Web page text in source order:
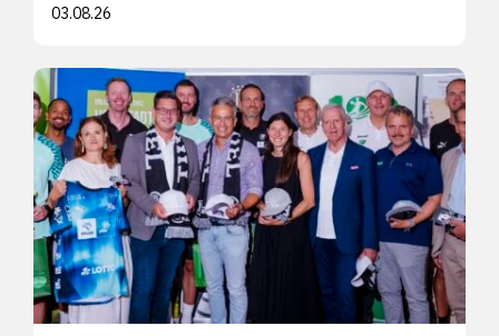
03.08.26